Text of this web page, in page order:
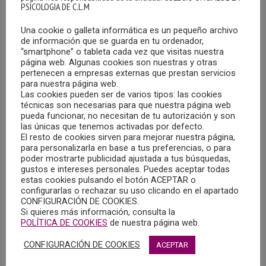
UN ESTUDIO PONE DE RELIEVE EL IMPACTO
EMOCIONAL DEL TRABAJO POR LA PANDEMIA
DEL COVID-19 ENTRE LOS SANITARIOS
20/05/2020
Según informa Infocop Online, un 53% de los trabajadores
sanitarios presentan valores compatibles con estrés
postraumático, tras la primera oleada de atención
hospitalaria por coronavirus.
MÁS
PSICOLOGIA DE C.L.M
Una cookie o galleta informática es un pequeño archivo
de información que se guarda en tu ordenador,
“smartphone” o tableta cada vez que visitas nuestra
página web. Algunas cookies son nuestras y otras
pertenecen a empresas externas que prestan servicios
para nuestra página web.
Las cookies pueden ser de varios tipos: las cookies
técnicas son necesarias para que nuestra página web
pueda funcionar, no necesitan de tu autorización y son
las únicas que tenemos activadas por defecto.
El resto de cookies sirven para mejorar nuestra página,
para personalizarla en base a tus preferencias, o para
poder mostrarte publicidad ajustada a tus búsquedas,
gustos e intereses personales. Puedes aceptar todas
estas cookies pulsando el botón ACEPTAR o
configurarlas o rechazar su uso clicando en el apartado
CONFIGURACIÓN DE COOKIES.
Si quieres más información, consulta la
POLÍTICA DE COOKIES de nuestra página web.
CONFIGURACIÓN DE COOKIES ACEPTAR